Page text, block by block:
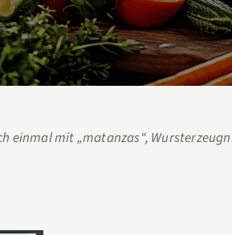
einmal mit „matanzas“,